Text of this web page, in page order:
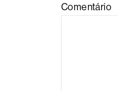
Comentário